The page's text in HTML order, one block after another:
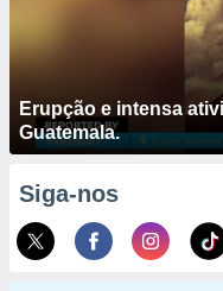
Erupção e intensa
Guatemala.
Siga-nos